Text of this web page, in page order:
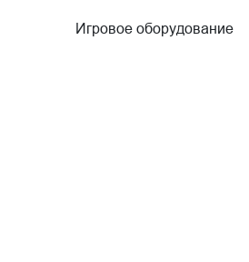
Игровое оборудование